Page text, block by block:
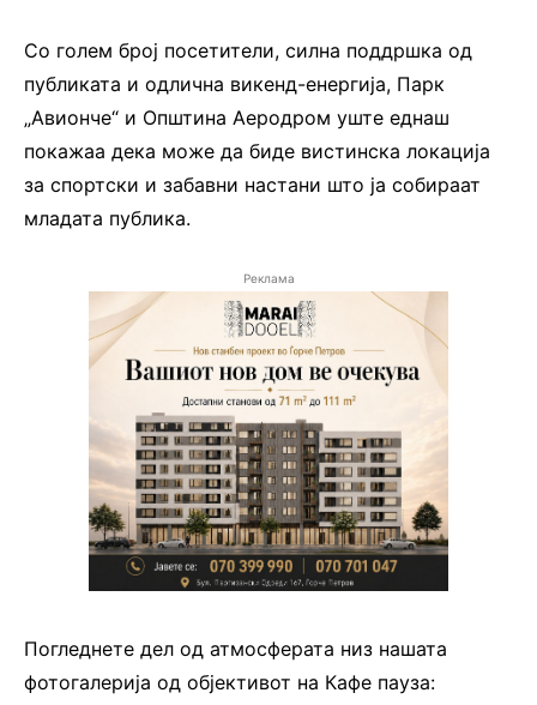
Со голем број посетители, силна поддршка од
публиката и одлична викенд-енергија, Парк
„Авионче“ и Општина Аеродром уште еднаш
покажаа дека може да биде вистинска локација
за спортски и забавни настани што ја собираат
младата публика.
Реклама
Погледнете дел од атмосферата низ нашата
фотогалерија од објективот на Кафе пауза: